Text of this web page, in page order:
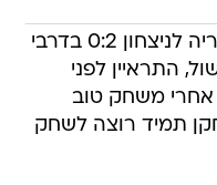
, שהוביל את אוסטריה לניצחון 0:2 בדרבי
התראיין לפני
אחרי משחק טוב
תמיד רוצה לשחק